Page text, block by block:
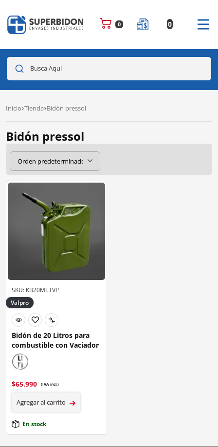
0 0
Busca Aquí
Inicio Tienda Bidón pressol
Bidón pressol
SKU: KB20METVP
Valpro
Bidón de 20 Litros para
combustible con Vaciador
$65.990 (IVA incl.)
Agregar al carrito
En stock